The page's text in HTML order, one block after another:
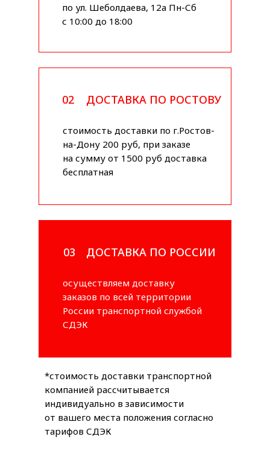
по ул. Шеболдаева, 12а Пн-Сб
с 10:00 до 18:00
ДОСТАВКА ПО РОСТОВУ
02
стоимость доставки по г.Ростов-
на-Дону 200 руб, при заказе
на сумму от 1500 руб доставка
бесплатная
ДОСТАВКА ПО РОССИИ
03
осуществляем доставку
заказов по всей территории
России транспортной службой
СДЭК
*стоимость доставки транспортной
компанией рассчитывается
индивидуально в зависимости
от вашего места положения согласно
тарифов СДЭК